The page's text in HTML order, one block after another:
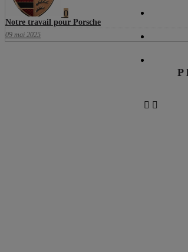
0
Notre travail pour Porsche
09 mai 2025